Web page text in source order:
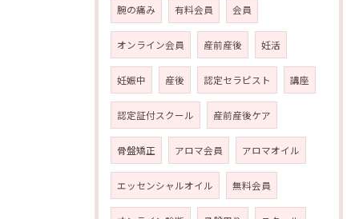
腕の痛み 有料会員 会員
オンライン会員 産前産後 妊活
妊娠中 産後 認定セラピスト 講座
認定証付スクール 産前産後ケア
骨盤矯正 アロマ会員 アロマオイル
エッセンシャルオイル 無料会員